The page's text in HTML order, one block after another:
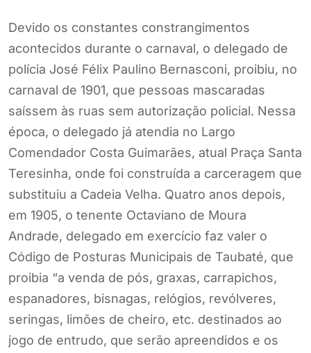
Devido os constantes constrangimentos
acontecidos durante o carnaval, o delegado de
polícia José Félix Paulino Bernasconi, proibiu, no
carnaval de 1901, que pessoas mascaradas
saíssem às ruas sem autorização policial. Nessa
época, o delegado já atendia no Largo
Comendador Costa Guimarães, atual Praça Santa
Teresinha, onde foi construída a carceragem que
substituiu a Cadeia Velha. Quatro anos depois,
em 1905, o tenente Octaviano de Moura
Andrade, delegado em exercício faz valer o
Código de Posturas Municipais de Taubaté, que
proibia “a venda de pós, graxas, carrapichos,
espanadores, bisnagas, relógios, revólveres,
seringas, limões de cheiro, etc. destinados ao
jogo de entrudo, que serão apreendidos e os